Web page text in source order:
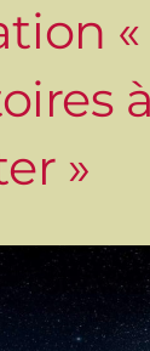
à
»